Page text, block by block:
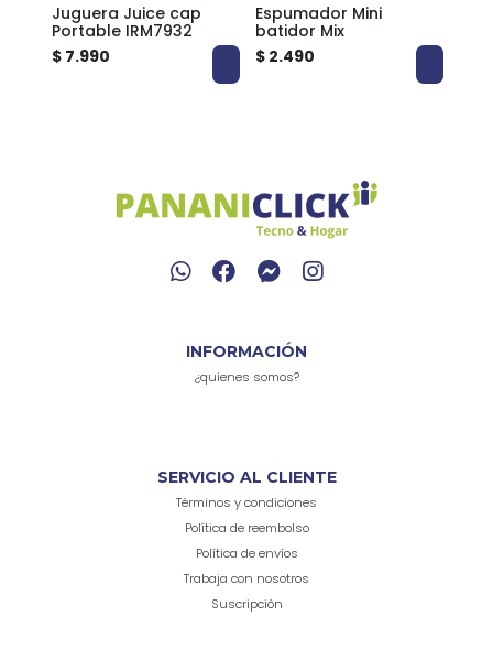
Juguera Juice cap
Portable IRM7932
$ 7.990
Espumador Mini
batidor Mix
$ 2.490
INFORMACIÓN
¿quienes somos?
SERVICIO AL CLIENTE
Términos y condiciones
Política de reembolso
Política de envíos
Trabaja con nosotros
Suscripción